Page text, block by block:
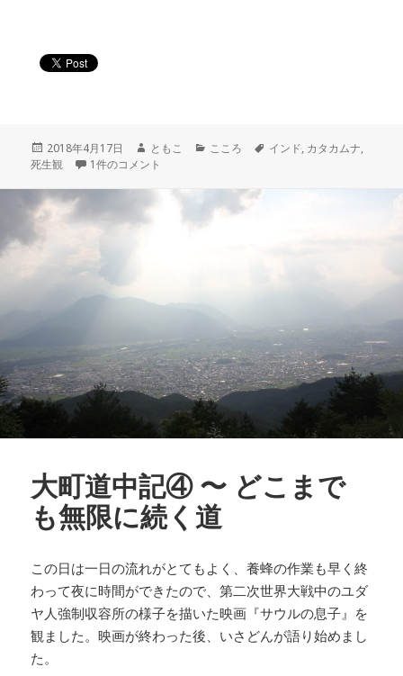
投
稿
2018年4月17日
作
成
ともこ
カ
ー
こころ
タ
インド, カタカムナ,
死生観
私は何のために生まれてきたのですか への
1件のコメント
大町道中記④ 〜 どこまで
も無限に続く道
この日は一日の流れがとてもよく、養蜂の作業も早く終
わって夜に時間ができたので、第二次世界大戦中のユダ
ヤ人強制収容所の様子を描いた映画『サウルの息子』を
観ました。映画が終わった後、いさどんが語り始めまし
た。